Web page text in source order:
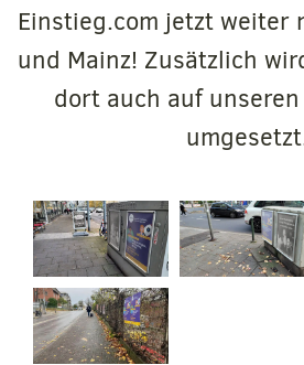
Einstieg.com jetzt weiter
und Mainz! Zusätzlich
dort auch auf unseren